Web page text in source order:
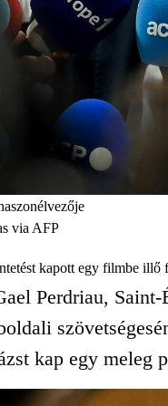
via AFP
kapott egy filmbe
Perdriau,
kap egy